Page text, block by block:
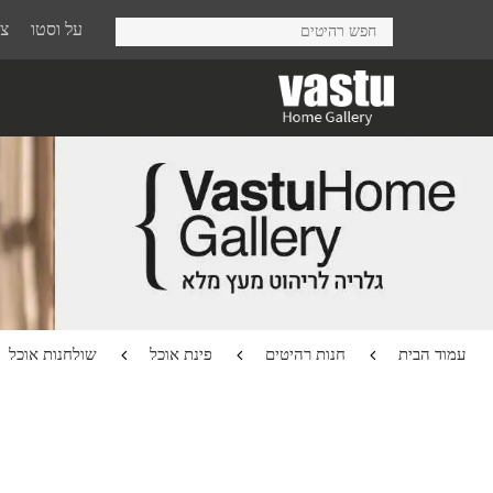
על וסטו
עמוד הבית חנות רהיטים פינת אוכל שולחנות אוכל